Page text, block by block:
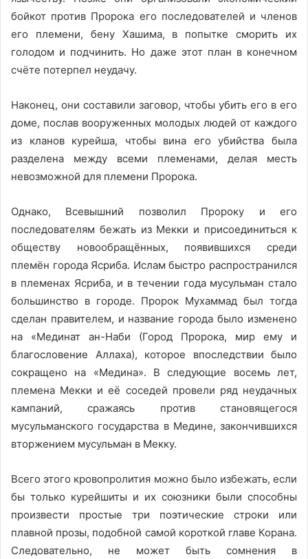
бойкот против Пророка его последователей и членов
его племени, бену Хашима, в попытке сморить их
голодом и подчинить. Но даже этот план в конечном
счёте потерпел неудачу.
Наконец, они составили заговор, чтобы убить его в его
доме, послав вооруженных молодых людей от каждого
из кланов курейша, чтобы вина его убийства была
разделена между всеми племенами, делая месть
невозможной для племени Пророка.
Однако, Всевышний позволил Пророку и его
последователям бежать из Мекки и присоединиться к
обществу новообращённых, появившихся среди
племён города Ясриба. Ислам быстро распространился
в племенах Ясриба, и в течении года мусульман стало
большинство в городе. Пророк Мухаммад был тогда
сделан правителем, и название города было изменено
на «Мединат ан-Наби (Город Пророка, мир ему и
благословение Аллаха), которое впоследствии было
сокращено на «Медина». В следующие восемь лет,
племена Мекки и её соседей провели ряд неудачных
кампаний, сражаясь против становящегося
мусульманского государства в Медине, закончившихся
вторжением мусульман в Мекку.
Всего этого кровопролития можно было избежать, если
бы только курейшиты и их союзники были способны
произвести простые три поэтические строки или
плавной прозы, подобной самой короткой главе Корана.
Следовательно, не может быть сомнения в